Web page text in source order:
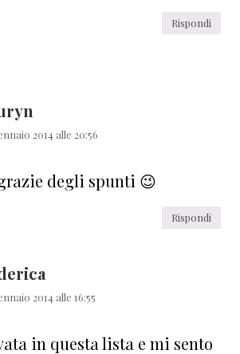
Rispondi
2014 alle 20:56
degli spunti 😉
Rispondi
2014 alle 16:55
in questa lista e mi sento